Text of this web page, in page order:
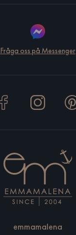
Fråga oss på Messenger
emmamalena